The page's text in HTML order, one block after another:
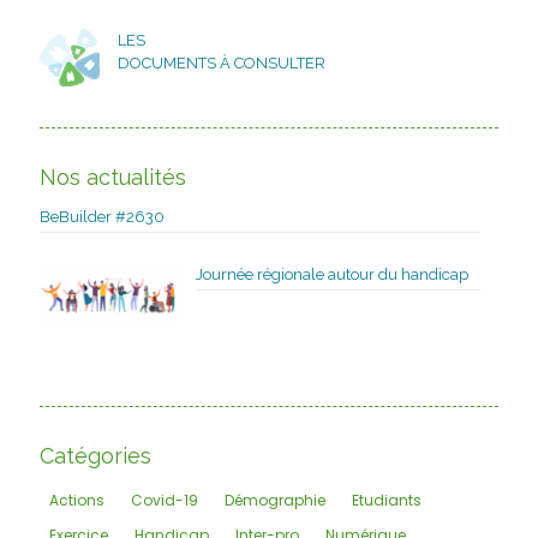
LES
DOCUMENTS À CONSULTER
Nos actualités
BeBuilder #2630
Journée régionale autour du handicap
Catégories
Actions Covid-19 Démographie
Etudiants